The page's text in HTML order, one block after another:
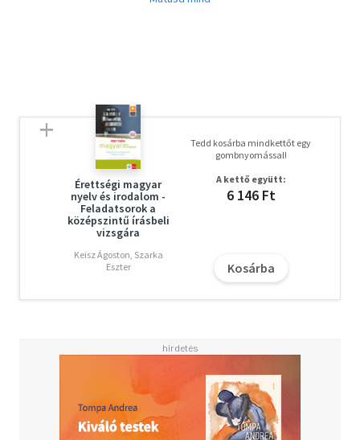
szerzőket, műveket, művészeti irányzatokat. Könyvünk
nemcsak lényegre törő, pontos, hanem igyekszik a
tudnivalókat színesen, szórakoztatóan is tálalni.
Érettségi magyar
nyelv és irodalom -
Feladatsorok a
középszintű írásbeli
vizsgára
Keisz Ágoston, Szarka
Eszter
Tedd kosárba mindkettőt egy
gombnyomással!
A kettő együtt:
6 146 Ft
Kosárba